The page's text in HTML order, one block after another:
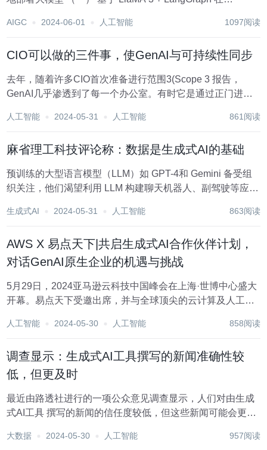
在w...
AIGC 2024-06-01 人工智能 1097阅读
CIO可以做的三件事，使GenAI与可持续性同步
去年，随着许多CIO首次准备进行范围3(Scope 3 报告，
GenAI几乎渗透到了每一个办公室。有时它是通过正门进来
在编写文档和电子邮件时试验了它，而不一定承认他们在这
人工智能 2024-05-31 人工智能 861阅读
麻省理工科技评论称：数据是生成式AI的基础
预训练的大型语言模型（LLM）如 GPT-4和 Gemini 备受组
织关注，他们渴望利用 LLM 构建聊天机器人、副驾驶等应
AI 准备情况”，该报告是代表 ETL 供应商 Fivetran 进行的...
生成式AI 2024-05-31 人工智能 863阅读
AWS X 易点天下|共启生成式AI合作伙伴计划，
对话GenAI原生企业的机遇与挑战
5月29日，2024亚马逊云科技中国峰会在上海·世博中心盛大
开幕。易点天下受邀出席，并与全球顶尖的云计算及人工智
创新与本地实践、生成式AI赋能十大行业全价值链创新、创
人工智能 2024-05-30 人工智能 858阅读
调查显示：生成式AI工具撰写的新闻准确性较
低，但更及时
最近由路透社进行的一项公众意见调查显示，人们对由生成
式AI工具 撰写的新闻的信任度较低，但这些新闻可能会更及
YouGov 在两个主要领域进行调查:确定人们对 GenAI 的广泛
大数据 2024-05-30 人工智能 957阅读